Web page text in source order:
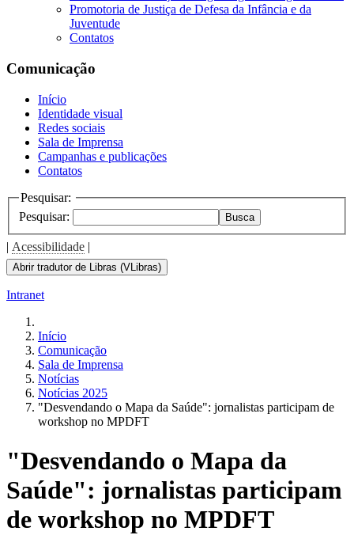
Promotoria de Justiça de Defesa da Infância e da
Juventude
Contatos
Comunicação
Início
Identidade visual
Redes sociais
Sala de Imprensa
Campanhas e publicações
Contatos
Pesquisar:
Pesquisar:
Busca
| Acessibilidade |
Abrir tradutor de Libras (VLibras)
Intranet
Início
Comunicação
Sala de Imprensa
Notícias
Notícias 2025
"Desvendando o Mapa da Saúde": jornalistas participam de
workshop no MPDFT
"Desvendando o Mapa da
Saúde": jornalistas participam
de workshop no MPDFT